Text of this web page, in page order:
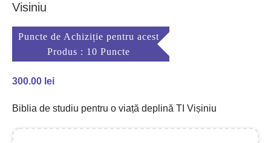
Visiniu
Puncte de Achiziție pentru acest
Produs : 10 Puncte
300.00 lei
Biblia de studiu pentru o viață deplină TI Vișiniu